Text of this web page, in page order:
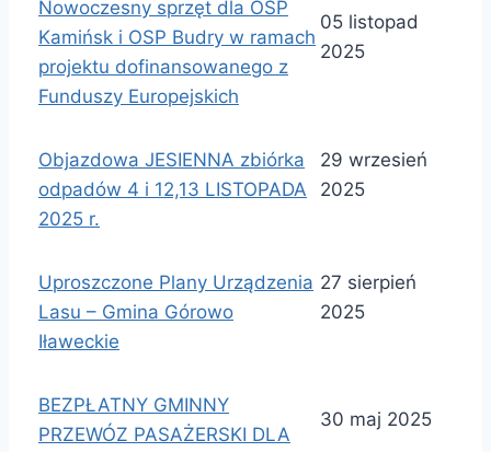
Nowoczesny sprzęt dla OSP
Kamińsk i OSP Budry w ramach
projektu dofinansowanego z
Funduszy Europejskich
05 listopad
2025
Objazdowa JESIENNA zbiórka
odpadów 4 i 12,13 LISTOPADA
2025 r.
29 wrzesień
2025
Uproszczone Plany Urządzenia
Lasu – Gmina Górowo
Iławeckie
27 sierpień
2025
BEZPŁATNY GMINNY
PRZEWÓZ PASAŻERSKI DLA
30 maj 2025